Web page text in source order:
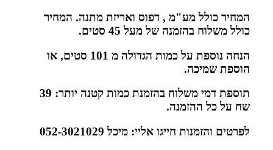
המחיר כולל מע"מ , דפוס ואריזת מתנה. המחיר
כולל משלוח בהזמנה של מעל 45 סטים
.
הנחה נוספת על כמות הגדולה מ 101 סטים, או
הוספת שמיכה.
תוספת דמי משלוח בהזמנת כמות קטנה יותר: 39
שח על כל ההזמנה.
לפרטים והזמנות חייגו אליי: מיכל 052-3021029